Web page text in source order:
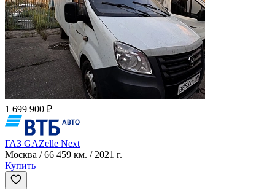
1 699 900 ₽
ГАЗ GAZelle Next
Москва / 66 459 км. / 2021 г.
Купить